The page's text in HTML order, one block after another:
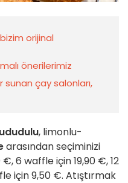
orijinal
önerilerimiz
çay salonları,
, limonlu-
arasından seçiminizi
6 waffle için 19,90 €, 12
için 9,50 €. Atıştırmak